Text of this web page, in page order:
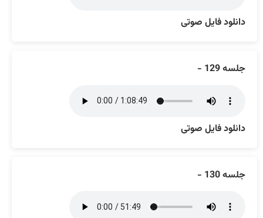
دانلود فایل صوتی
جلسه 129 -
دانلود فایل صوتی
جلسه 130 -